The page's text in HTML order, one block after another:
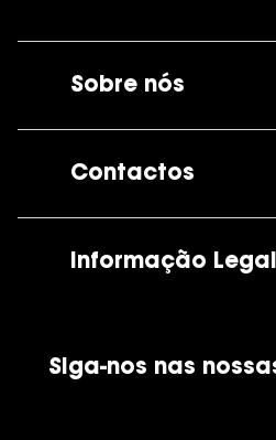
Sobre nós
Contactos
Informação Legal
Política de Cookies
Siga-nos nas